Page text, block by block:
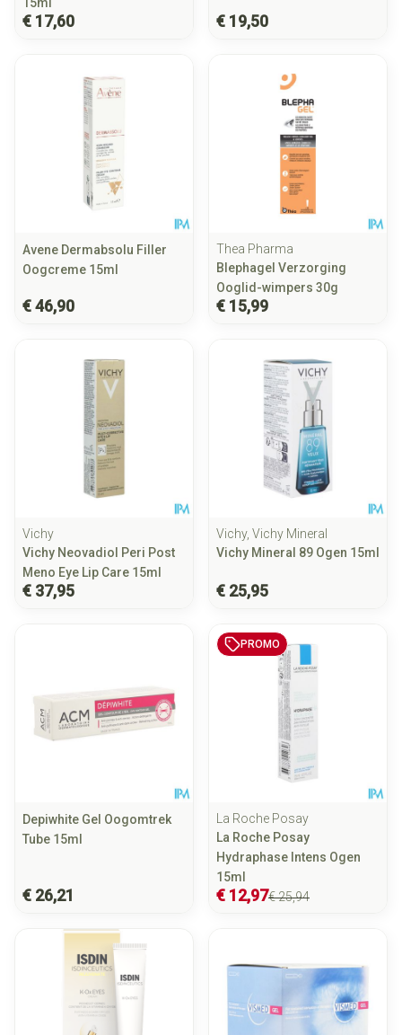
€ 17,60 € 19,50
Avene Dermabsolu Filler
Oogcreme 15ml
€ 46,90
Thea Pharma
Blephagel Verzorging
Ooglid-wimpers 30g
€ 15,99
Vichy
Vichy Neovadiol Peri Post
Meno Eye Lip Care 15ml
€ 37,95
Vichy, Vichy Mineral
Vichy Mineral 89 Ogen 15ml
€ 25,95
Depiwhite Gel Oogomtrek
Tube 15ml
€ 26,21
PROMO
La Roche Posay
La Roche Posay
Hydraphase Intens Ogen
15ml
€ 25,94
€ 12,97